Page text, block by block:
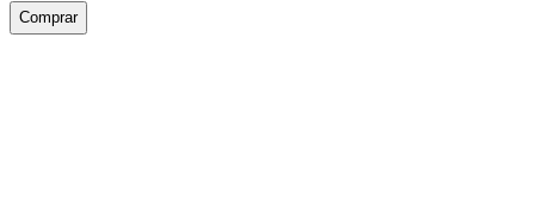
Comprar